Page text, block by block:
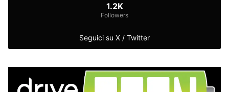
Seguici su X / Twitter
1.2K
Followers